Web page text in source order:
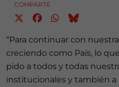
COMPARTE
“Para continuar con
creciendo como País, lo
pido a todos y todas
institucionales y también a